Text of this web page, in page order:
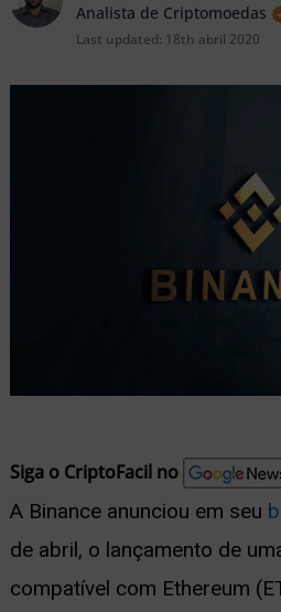
Analista de Criptomoedas
Last updated: 18th abril 2020
Siga o CriptoFacil no
A Binance anunciou em seu
de abril, o lançamento de
compatível com Ethereum